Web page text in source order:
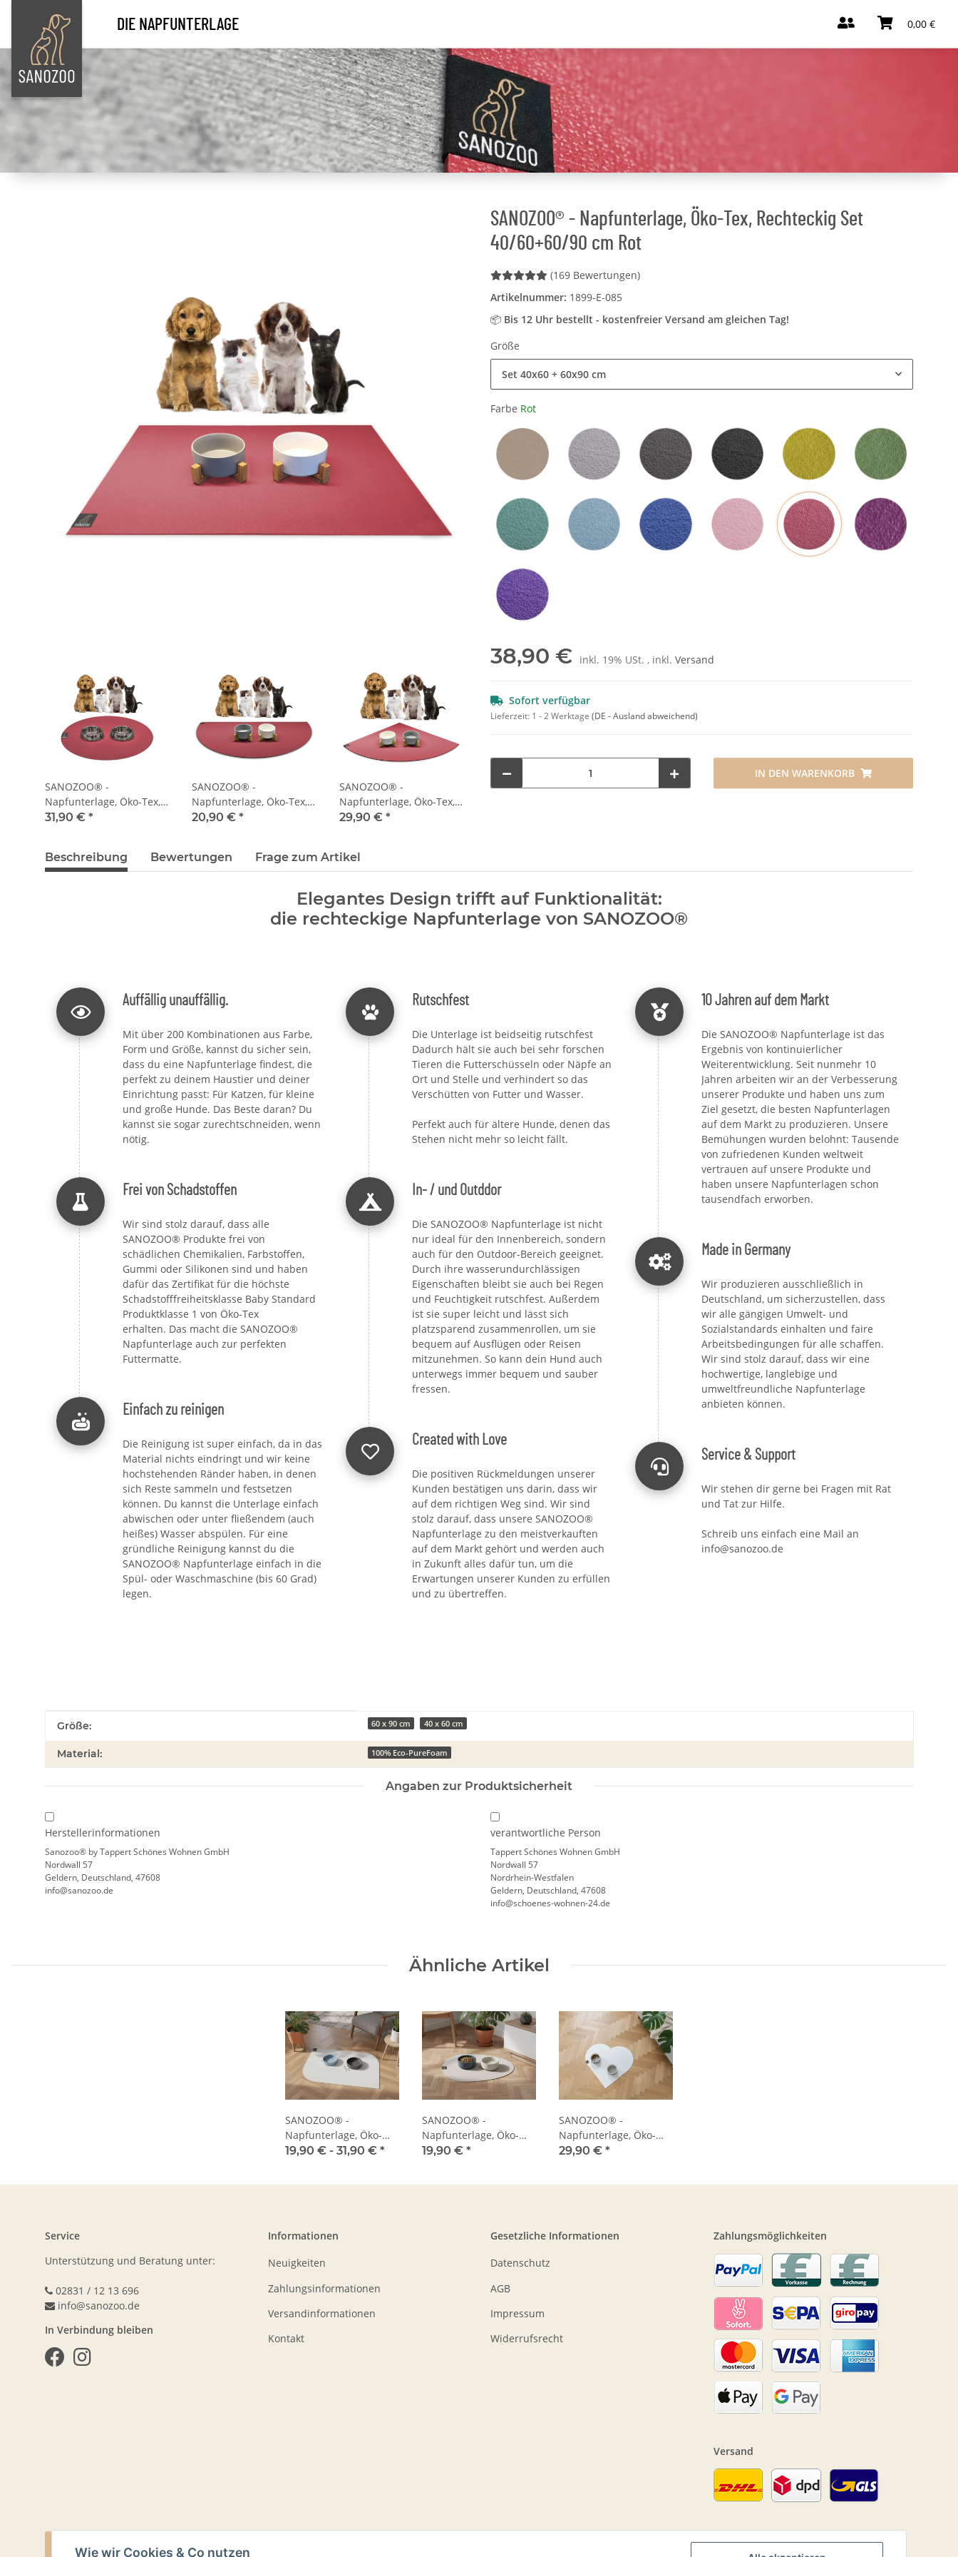
Wie wir Cookies & Co nutzen
0,00 €
DIE NAPFUNTERLAGE
SANOZOO® -
Napfunterlage, Öko-Tex,
Rund 60 cm Rot
31,90 € *
SANOZOO® -
Napfunterlage, Öko-Tex,
Halbrund 30 x 60 cm Rot
20,90 €*
SANOZOO® -
Napfunterlage, Öko-Tex,
Eckrund 60 x 60 cm Rot
29,90 € *
SANOZOO® - Napfunterlage, Öko-Tex, Rechteckig Set
40/60+60/90 cm Rot
(169 Bewertungen)
Artikelnummer: 1899-E-085
📦 Bis 12 Uhr bestellt - kostenfreier Versand am gleichen Tag!
Größe
Set 40x60 + 60x90 cm
Farbe Rot
Mangogelb
38,90 € inkl. 19% USt. , inkl. Versand
Sofort verfügbar
Lieferzeit: 1 - 2 Werktage (DE - Ausland abweichend)
IN DEN WARENKORB
Beschreibung Bewertungen Frage zum Artikel
Elegantes Design trifft auf Funktionalität:
die rechteckige Napfunterlage von SANOZOO®
Auffällig unauffällig.
Mit über 200 Kombinationen aus Farbe,
Form und Größe, kannst du sicher sein,
dass du eine Napfunterlage findest, die
perfekt zu deinem Haustier und deiner
Einrichtung passt: Für Katzen, für kleine
und große Hunde. Das Beste daran? Du
kannst sie sogar zurechtschneiden, wenn
nötig.
Frei von Schadstoffen
Wir sind stolz darauf, dass alle
SANOZOO® Produkte frei von
schädlichen Chemikalien, Farbstoffen,
Gummi oder Silikonen sind und haben
dafür das Zertifikat für die höchste
Schadstofffreiheitsklasse Baby Standard
Produktklasse 1 von Öko-Tex
erhalten. Das macht die SANOZOO®
Napfunterlage auch zur perfekten
Futtermatte.
Einfach zu reinigen
Die Reinigung ist super einfach, da in das
Material nichts eindringt und wir keine
hochstehenden Ränder haben, in denen
sich Reste sammeln und festsetzen
können. Du kannst die Unterlage einfach
abwischen oder unter fließendem (auch
heißes) Wasser abspülen. Für eine
gründliche Reinigung kannst du die
SANOZOO® Napfunterlage einfach in die
Spül- oder Waschmaschine (bis 60 Grad)
legen.
Rutschfest
Die Unterlage ist beidseitig rutschfest
Dadurch hält sie auch bei sehr forschen
Tieren die Futterschüsseln oder Näpfe an
Ort und Stelle und verhindert so das
Verschütten von Futter und Wasser.
Perfekt auch für ältere Hunde, denen das
Stehen nicht mehr so leicht fällt.
In- / und Outddor
Die SANOZOO® Napfunterlage ist nicht
nur ideal für den Innenbereich, sondern
auch für den Outdoor-Bereich geeignet.
Durch ihre wasserundurchlässigen
Eigenschaften bleibt sie auch bei Regen
und Feuchtigkeit rutschfest. Außerdem
ist sie super leicht und lässt sich
platzsparend zusammenrollen, um sie
bequem auf Ausflügen oder Reisen
mitzunehmen. So kann dein Hund auch
unterwegs immer bequem und sauber
fressen.
Created with Love
Die positiven Rückmeldungen unserer
Kunden bestätigen uns darin, dass wir
auf dem richtigen Weg sind. Wir sind
stolz darauf, dass unsere SANOZOO®
Napfunterlage zu den meistverkauften
auf dem Markt gehört und werden auch
in Zukunft alles dafür tun, um die
Erwartungen unserer Kunden zu erfüllen
und zu übertreffen.
10 Jahren auf dem Markt
Die SANOZOO® Napfunterlage ist das
Ergebnis von kontinuierlicher
Weiterentwicklung. Seit nunmehr 10
Jahren arbeiten wir an der Verbesserung
unserer Produkte und haben uns zum
Ziel gesetzt, die besten Napfunterlagen
auf dem Markt zu produzieren. Unsere
Bemühungen wurden belohnt: Tausende
von zufriedenen Kunden weltweit
vertrauen auf unsere Produkte und
haben unsere Napfunterlagen schon
tausendfach erworben.
Made in Germany
Wir produzieren ausschließlich in
Deutschland, um sicherzustellen, dass
wir alle gängigen Umwelt- und
Sozialstandards einhalten und faire
Arbeitsbedingungen für alle schaffen.
Wir sind stolz darauf, dass wir eine
hochwertige, langlebige und
umweltfreundliche Napfunterlage
anbieten können.
Service & Support
Wir stehen dir gerne bei Fragen mit Rat
und Tat zur Hilfe.
Schreib uns einfach eine Mail an
info@sanozoo.de
Produkteigenschaft
Wert
Größe: 60 x 90 cm 40 x 60 cm
Material: 100% Eco-PureFoam
Angaben zur Produktsicherheit
Herstellerinformationen
Sanozoo® by Tappert Schönes Wohnen GmbH
Nordwall 57
Geldern, Deutschland, 47608
info@sanozoo.de
verantwortliche Person
Tappert Schönes Wohnen GmbH
Nordwall 57
Nordrhein-Westfalen
Geldern, Deutschland, 47608
info@schoenes-wohnen-24.de
Ähnliche Artikel
SANOZOO® -
Napfunterlage, Öko-
Tex, Blatt
19,90 € - 31,90 € *
SANOZOO® -
Napfunterlage, Öko-
Tex, Tropfen
19,90 € *
SANOZOO® -
Napfunterlage, Öko-
Tex, Herz
29,90 € *
Service
Unterstützung und Beratung unter:
02831 / 12 13 696
info@sanozoo.de
In Verbindung bleiben
Informationen
Neuigkeiten
Zahlungsinformationen
Versandinformationen
Kontakt
Gesetzliche Informationen
Datenschutz
AGB
Impressum
Widerrufsrecht
Zahlungsmöglichkeiten
Versand
VERTRAG WIDERRUFEN